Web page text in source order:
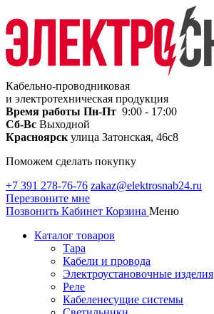
Кабельно-проводниковая
и электротехническая продукция
Время работы Пн-Пт 9:00 - 17:00
Сб-Вс Выходной
Красноярск улица Затонская, 46с8
Поможем сделать покупку
+7 391 278-76-76 zakaz@elektrosnab24.ru
Перезвоните мне
Позвонить Кабинет Корзина Меню
Каталог товаров
Тара
Кабели и провода
Электроустановочные изделия
Реле
Кабеленесущие системы